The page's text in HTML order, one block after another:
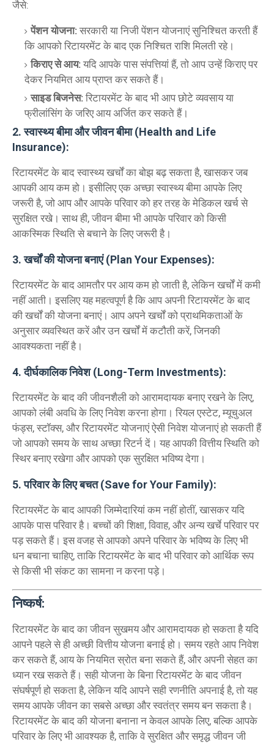
जैसे:
पेंशन योजना: सरकारी या निजी पेंशन योजनाएं सुनिश्चित करती हैं
कि आपको रिटायरमेंट के बाद एक निश्चित राशि मिलती रहे।
किराए से आय: यदि आपके पास संपत्तियां हैं, तो आप उन्हें किराए पर
देकर नियमित आय प्राप्त कर सकते हैं।
साइड बिजनेस: रिटायरमेंट के बाद भी आप छोटे व्यवसाय या
फ्रीलांसिंग के जरिए आय अर्जित कर सकते हैं।
2. स्वास्थ्य बीमा और जीवन बीमा (Health and Life
Insurance):
रिटायरमेंट के बाद स्वास्थ्य खर्चों का बोझ बढ़ सकता है, खासकर जब
आपकी आय कम हो। इसीलिए एक अच्छा स्वास्थ्य बीमा आपके लिए
जरूरी है, जो आप और आपके परिवार को हर तरह के मेडिकल खर्च से
सुरक्षित रखे। साथ ही, जीवन बीमा भी आपके परिवार को किसी
आकस्मिक स्थिति से बचाने के लिए जरूरी है।
3. खर्चों की योजना बनाएं (Plan Your Expenses):
रिटायरमेंट के बाद आमतौर पर आय कम हो जाती है, लेकिन खर्चों में कमी
नहीं आती। इसलिए यह महत्वपूर्ण है कि आप अपनी रिटायरमेंट के बाद
की खर्चों की योजना बनाएं। आप अपने खर्चों को प्राथमिकताओं के
अनुसार व्यवस्थित करें और उन खर्चों में कटौती करें, जिनकी
आवश्यकता नहीं है।
4. दीर्घकालिक निवेश (Long-Term Investments):
रिटायरमेंट के बाद की जीवनशैली को आरामदायक बनाए रखने के लिए,
आपको लंबी अवधि के लिए निवेश करना होगा। रियल एस्टेट, म्यूचुअल
फंड्स, स्टॉक्स, और रिटायरमेंट योजनाएं ऐसी निवेश योजनाएं हो सकती हैं
जो आपको समय के साथ अच्छा रिटर्न दें। यह आपकी वित्तीय स्थिति को
स्थिर बनाए रखेगा और आपको एक सुरक्षित भविष्य देगा।
5. परिवार के लिए बचत (Save for Your Family):
रिटायरमेंट के बाद आपकी जिम्मेदारियां कम नहीं होतीं, खासकर यदि
आपके पास परिवार है। बच्चों की शिक्षा, विवाह, और अन्य खर्चे परिवार पर
पड़ सकते हैं। इस वजह से आपको अपने परिवार के भविष्य के लिए भी
धन बचाना चाहिए, ताकि रिटायरमेंट के बाद भी परिवार को आर्थिक रूप
से किसी भी संकट का सामना न करना पड़े।
निष्कर्ष:
रिटायरमेंट के बाद का जीवन सुखमय और आरामदायक हो सकता है यदि
आपने पहले से ही अच्छी वित्तीय योजना बनाई हो। समय रहते आप निवेश
कर सकते हैं, आय के नियमित स्रोत बना सकते हैं, और अपनी सेहत का
ध्यान रख सकते हैं। सही योजना के बिना रिटायरमेंट के बाद जीवन
संघर्षपूर्ण हो सकता है, लेकिन यदि आपने सही रणनीति अपनाई है, तो यह
समय आपके जीवन का सबसे अच्छा और स्वतंत्र समय बन सकता है।
रिटायरमेंट के बाद की योजना बनाना न केवल आपके लिए, बल्कि आपके
परिवार के लिए भी आवश्यक है, ताकि वे सुरक्षित और समृद्ध जीवन जी